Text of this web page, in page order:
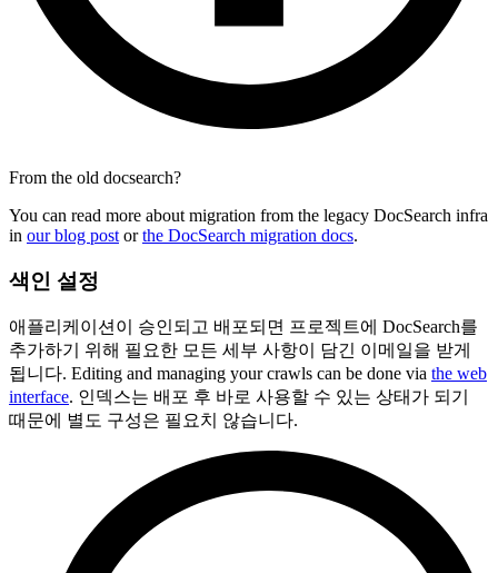
From the old docsearch?
You can read more about migration from the legacy DocSearch infra
in our blog post orthe DocSearch migration docs.
색인 설정
애플리케이션이 승인되고 배포되면 프로젝트에 DocSearch를
추가하기 위해 필요한 모든 세부 사항이 담긴 이메일을 받게
됩니다. Editing and managing your crawls can be done via the web
interface. 인덱스는 배포 후 바로 사용할 수 있는 상태가 되기
때문에 별도 구성은 필요치 않습니다.